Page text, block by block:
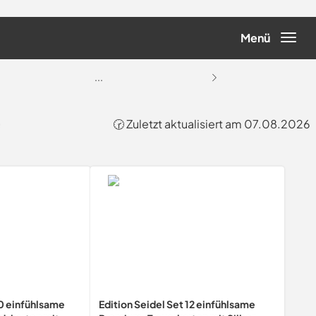
Menü
...
🕝 Zuletzt aktualisiert am 07.08.2026
einfühlsame
Edition Seidel Set 12 einfühlsame